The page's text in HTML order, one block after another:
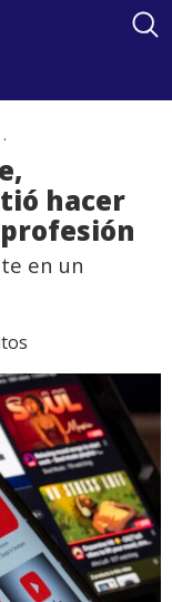
.
hacer
en un